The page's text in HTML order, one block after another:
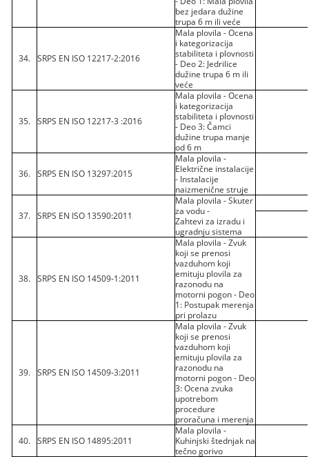
bez jedara dužine
trupa 6 m ili veće
34. SRPS EN ISO 12217-2:2016
Mala plovila - Ocena
i kategorizacija
stabiliteta i plovnosti
- Deo 2: Jedrilice
dužine trupa 6 m ili
veće
35. SRPS EN ISO 12217-3 :2016
Mala plovila - Ocena
i kategorizacija
stabiliteta i plovnosti
- Deo 3: Čamci
dužine trupa manje
od 6 m
36. SRPS EN ISO 13297:2015
Mala plovila -
Električne instalacije
- Instalacije
naizmenične struje
37. SRPS EN ISO 13590:2011
Mala plovila - Skuter
za vodu -
Zahtevi za izradu i
ugradnju sistema
38. SRPS EN ISO 14509-1:2011
Mala plovila - Zvuk
koji se prenosi
vazduhom koji
emituju plovila za
razonodu na
motorni pogon - Deo
1: Postupak merenja
pri prolazu
39. SRPS EN ISO 14509-3:2011
Mala plovila - Zvuk
koji se prenosi
vazduhom koji
emituju plovila za
razonodu na
motorni pogon - Deo
3: Ocena zvuka
upotrebom
procedure
proračuna i merenja
40.
SRPS EN ISO 14895:2011
Mala plovila -
Kuhinjski štednjak na
tečno gorivo